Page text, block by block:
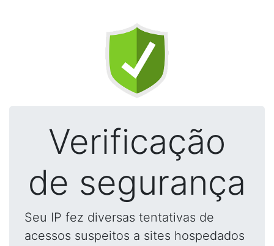
Verificação
de segurança
Seu IP fez diversas tentativas de
acessos suspeitos a sites hospedados